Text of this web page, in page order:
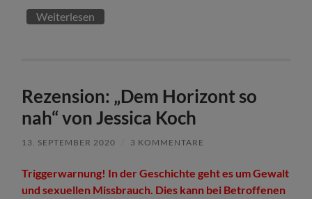
Weiterlesen
Rezension: „Dem Horizont so
nah“ von Jessica Koch
13. SEPTEMBER 2020 3 KOMMENTARE
Triggerwarnung! In der Geschichte geht es um Gewalt
und sexuellen Missbrauch. Dies kann bei Betroffenen